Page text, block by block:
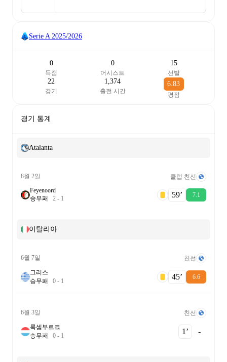
Serie A 2025/2026
0
득점
0
어시스트
15
선발
22
경기
1,374
출전 시간
6.83
평점
경기 통계
Atalanta
8월 2일
클럽 친선
Feyenoord
승무패 2 - 1 59‎’‎ 7.1
이탈리아
6월 7일 친선
그리스
승무패 0 - 1 45‎’‎ 6.6
6월 3일 친선
룩셈부르크
승무패 0 - 1 1‎’‎ -